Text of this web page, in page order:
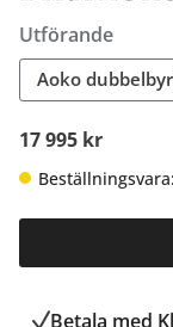
Utförande
Aoko
17 995 kr
Betala med